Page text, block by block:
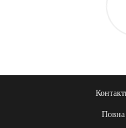
Повна